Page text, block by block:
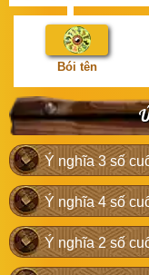
Bói tên
Ý nghĩa 3 số
Ý nghĩa 4 số
Ý nghĩa 2 số